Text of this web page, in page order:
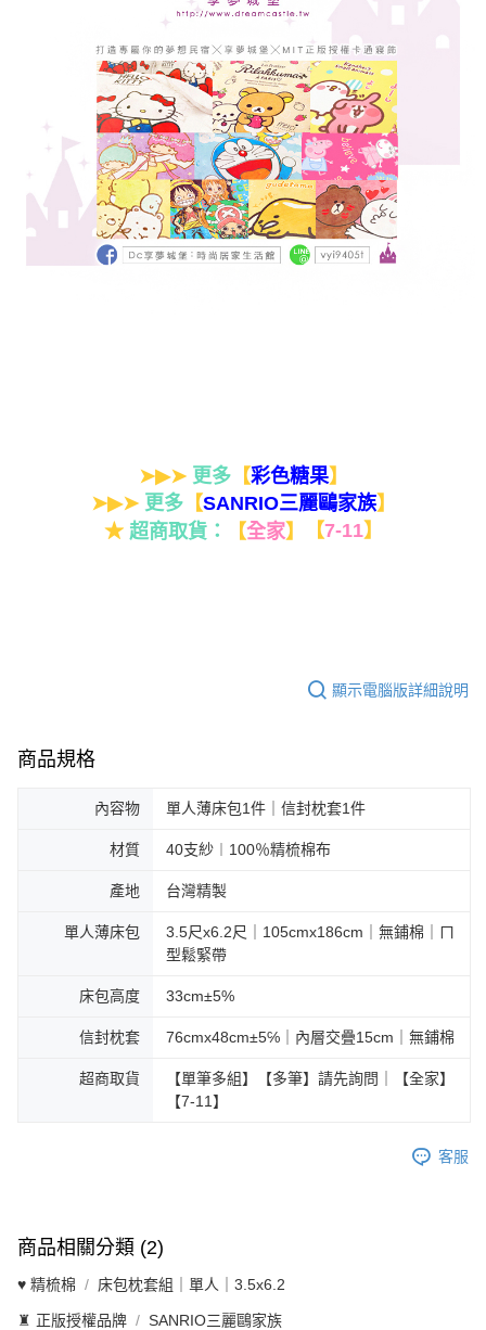
➤▶➤ 更多【彩色糖果】
➤▶➤ 更多【SANRIO三麗鷗家族】
★ 超商取貨： 【全家】 【7-11】
顯示電腦版詳細說明
商品規格
內容物 單人薄床包1件｜信封枕套1件
材質 40支紗︱100％精梳棉布
產地 台灣精製
單人薄床包
3.5尺x6.2尺｜105cmx186cm｜無鋪棉｜ㄇ
型鬆緊帶
床包高度 33cm±5%
信封枕套 76cmx48cm±5℅｜內層交疊15cm｜無鋪棉
超商取貨
【單筆多組】【多筆】請先詢問｜【全家】
【7-11】
客服
商品相關分類 (2)
♥ 精梳棉 床包枕套組｜單人｜3.5x6.2
♜ 正版授權品牌 SANRIO三麗鷗家族